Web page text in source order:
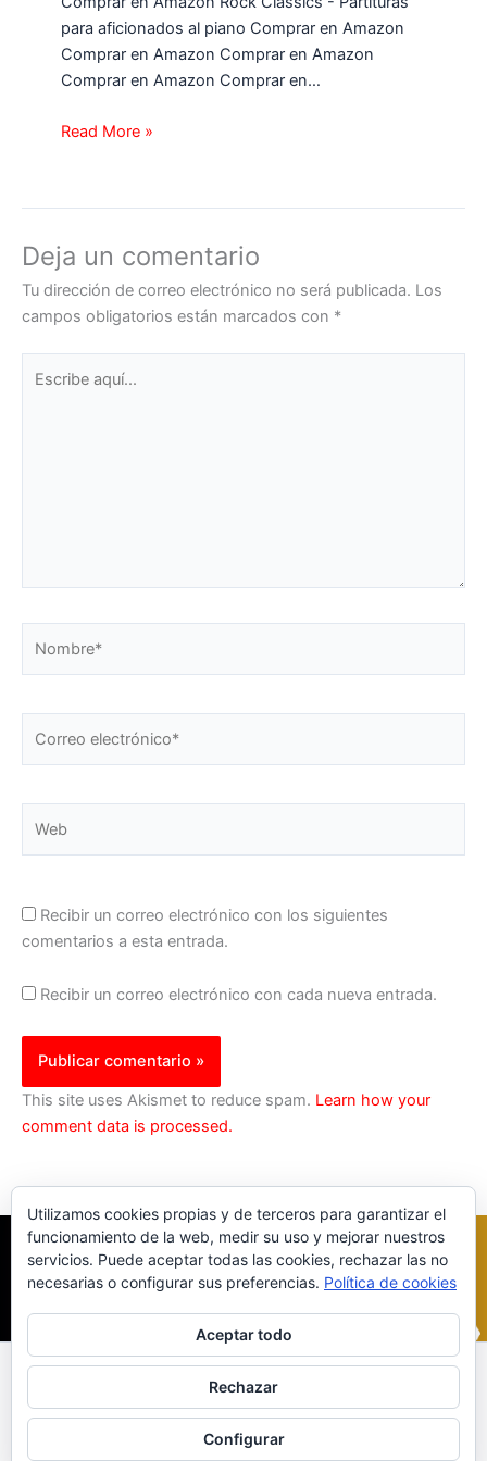
para aficionados al piano Comprar en Amazon
Comprar en Amazon Comprar en Amazon
Comprar en Amazon Comprar en…
Read More »
Deja un comentario
Tu dirección de correo electrónico no será publicada. Los
campos obligatorios están marcados con *
aquí...
electrónico*
Recibir un correo electrónico con los siguientes
comentarios a esta entrada.
Recibir un correo electrónico con cada nueva entrada.
This site uses Akismet to reduce spam. Learn how your
comment data is processed.
Política Cookies| Política Privacidad
© 2023 |ComoTocarViolin.Com
Utilizamos cookies propias y de terceros para garantizar el
funcionamiento de la web, medir su uso y mejorar nuestros
servicios. Puede aceptar todas las cookies, rechazar las no
necesarias o configurar sus preferencias. Política de cookies
Aceptar todo
Rechazar
Configurar